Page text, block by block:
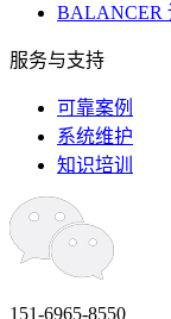
BALANCER
服务与支持
可靠案例
系统维护
知识培训
151-6965-8550